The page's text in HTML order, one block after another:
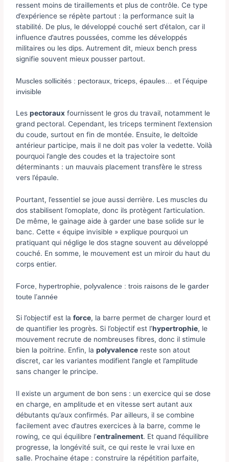
ressent moins de tiraillements et plus de contrôle. Ce type
d’expérience se répète partout : la performance suit la
stabilité. De plus, le développé couché sert d’étalon, car il
influence d’autres poussées, comme les développés
militaires ou les dips. Autrement dit, mieux bench press
signifie souvent mieux pousser partout.
Muscles sollicités : pectoraux, triceps, épaules… et l’équipe
invisible
Lespectoraux fournissent le gros du travail, notamment le
grand pectoral. Cependant, les triceps terminent l’extension
du coude, surtout en fin de montée. Ensuite, le deltoïde
antérieur participe, mais il ne doit pas voler la vedette. Voilà
pourquoi l’angle des coudes et la trajectoire sont
déterminants : un mauvais placement transfère le stress
vers l’épaule.
Pourtant, l’essentiel se joue aussi derrière. Les muscles du
dos stabilisent l’omoplate, donc ils protègent l’articulation.
De même, le gainage aide à garder une base solide sur le
banc. Cette « équipe invisible » explique pourquoi un
pratiquant qui néglige le dos stagne souvent au développé
couché. En somme, le mouvement est un miroir du haut du
corps entier.
Force, hypertrophie, polyvalence : trois raisons de le garder
toute l’année
Si l’objectif est laforce, la barre permet de charger lourd et
de quantifier les progrès. Si l’objectif est l’hypertrophie, le
mouvement recrute de nombreuses fibres, donc il stimule
bien la poitrine. Enfin, lapolyvalence reste son atout
discret, car les variantes modifient l’angle et l’amplitude
sans changer le principe.
Il existe un argument de bon sens : un exercice qui se dose
en charge, en amplitude et en vitesse sert autant aux
débutants qu’aux confirmés. Par ailleurs, il se combine
facilement avec d’autres exercices à la barre, comme le
rowing, ce qui équilibre l’entraînement. Et quand l’équilibre
progresse, la longévité suit, ce qui reste le vrai luxe en
salle. Prochaine étape : construire la répétition parfaite,